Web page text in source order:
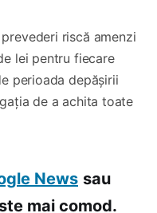
riscă amenzi
lei pentru fiecare
perioada depășirii
de a achita toate
News sau
mai comod.